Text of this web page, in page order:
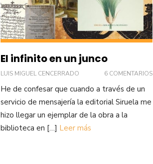
El infinito en un junco
LUIS MIGUEL CENCERRADO 6 COMENTARIOS
He de confesar que cuando a través de un
servicio de mensajería la editorial Siruela me
hizo llegar un ejemplar de la obra a la
biblioteca en […] Leer más